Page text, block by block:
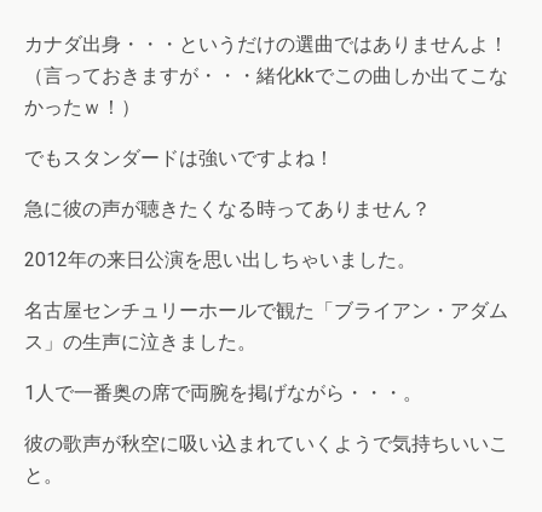
カナダ出身・・・というだけの選曲ではありませんよ！
（言っておきますが・・・緒化kkでこの曲しか出てこな
かったｗ！）
でもスタンダードは強いですよね！
急に彼の声が聴きたくなる時ってありません？
2012年の来日公演を思い出しちゃいました。
名古屋センチュリーホールで観た「ブライアン・アダム
ス」の生声に泣きました。
1人で一番奥の席で両腕を掲げながら・・・。
彼の歌声が秋空に吸い込まれていくようで気持ちいいこ
と。